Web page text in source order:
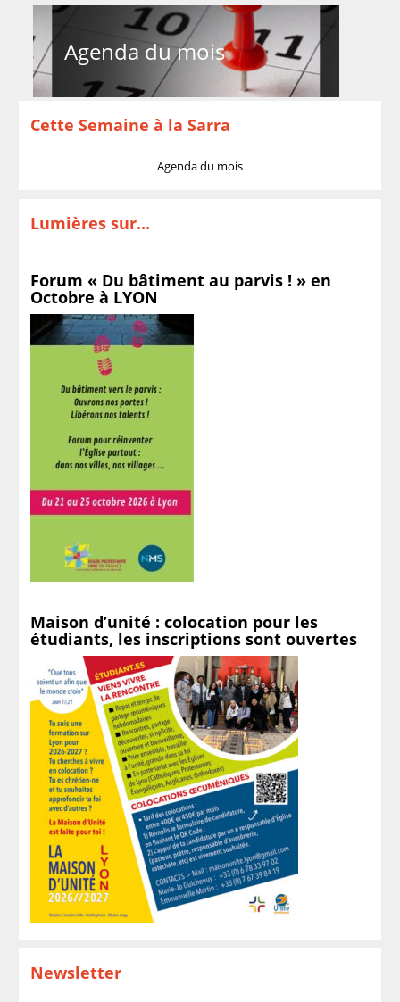
Agenda du mois
Cette Semaine à la Sarra
Agenda du mois
Lumières sur...
Forum « Du bâtiment au parvis ! » en
Octobre à LYON
Maison d’unité : colocation pour les
étudiants, les inscriptions sont ouvertes
Newsletter